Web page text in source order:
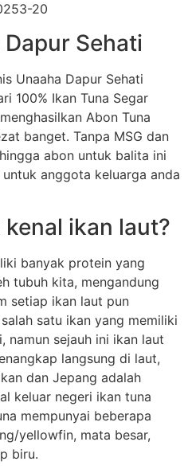
20
Sehati
Unaaha Dapur Sehati
100% Ikan Tuna Segar
Abon Tuna
banget. Tanpa MSG dan
abon untuk balita ini
anggota keluarga anda
ikan laut?
banyak protein yang
tubuh kita, mengandung
setiap ikan laut pun
satu ikan yang memiliki
namun sejauh ini ikan laut
langsung di laut,
dan Jepang adalah
keluar negeri ikan tuna
mempunyai beberapa
yellowfin, mata besar,
biru.